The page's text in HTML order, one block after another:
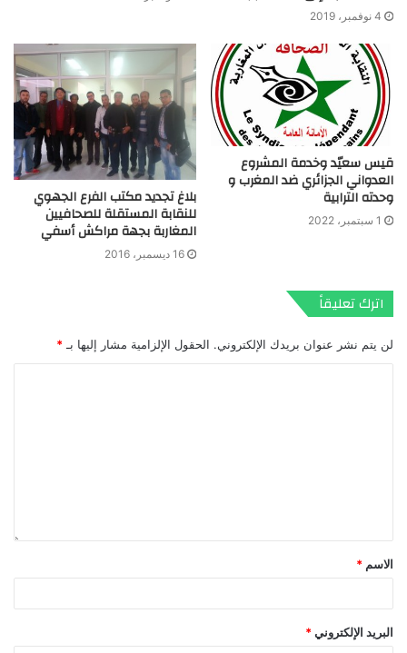
4 نوفمبر، 2019
قيس سعيّد وخدمة المشروع
العدواني الجزائري ضد المغرب و
وحدته الترابية
1 سبتمبر، 2022
بلاغ تجديد مكتب الفرع الجهوي
للنقابة المستقلة للصحافيين
المغاربة بجهة مراكش أسفي
16 ديسمبر، 2016
اترك تعليقاً
لن يتم نشر عنوان بريدك الإلكتروني. الحقول الإلزامية مشار إليها بـ *
الاسم *
البريد الإلكتروني *